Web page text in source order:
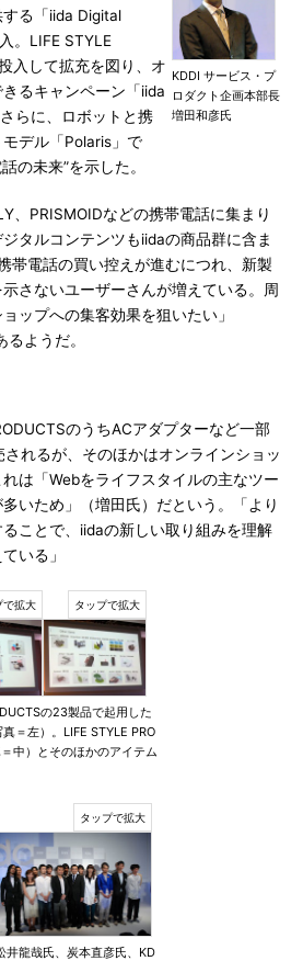
KDDI サービス・プ
ロダクト企画本部長
増田和彦氏
る「iida Digital
。LIFE STYLE
入して拡充を図り、オ
るキャンペーン「iida
らに、ロボットと携
デル「Polaris」で
の未来”を示した。
、PRISMOIDなどの携帯電話に集まり
タルコンテンツもiidaの商品群に含ま
帯電話の買い控えが進むにつれ、新製
さないユーザーさんが増えている。周
ップへの集客効果を狙いたい」
るようだ。
のうちACアダプターなど一部
れるが、そのほかはオンラインショッ
は「Webをライフスタイルの主なツー
いため」（増田氏）だという。「より
ことで、iidaの新しい取り組みを理解
いる」
の23製品で起用した
＝左）。LIFE STYLE PRO
中）とそのほかのアイテム
井龍哉氏、炭本直彦氏、KD